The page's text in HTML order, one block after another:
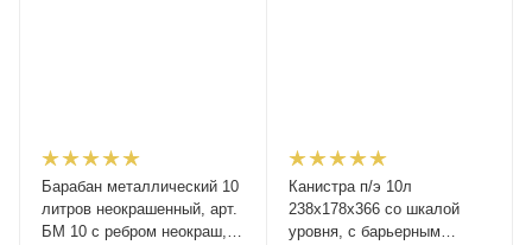
Барабан металлический 10
литров неокрашенный, арт.
БМ 10 с ребром неокраш,
Канистра п/э 10л
238х178х366 со шкалой
уровня, с барьерным